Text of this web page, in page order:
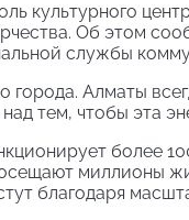
культурного
Об этом
службы
города. Алматы
тем, чтобы эта
более
миллионы
благодаря